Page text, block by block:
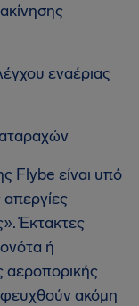
εναέριας
Flybe είναι υπό
Έκτακτες
ή
αεροπορικής
ακόμη